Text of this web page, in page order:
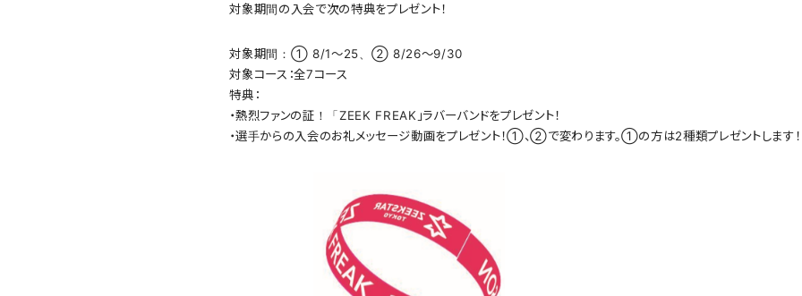
対象期間の入会で次の特典をプレゼント！
対象期間：① 8/1～25、② 8/26～9/30
対象コース：全7コース
特典：
・熱烈ファンの証！「ZEEK FREAK」ラバーバンドをプレゼント！
・選手からの入会のお礼メッセージ動画をプレゼント！①、②で変わります。①の方は2種類プレゼントします！